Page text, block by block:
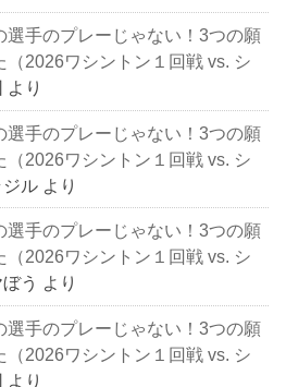
選手のプレーじゃない！3つの願
2026ワシントン１回戦 vs. シ
より
選手のプレーじゃない！3つの願
2026ワシントン１回戦 vs. シ
ジル より
選手のプレーじゃない！3つの願
2026ワシントン１回戦 vs. シ
う より
選手のプレーじゃない！3つの願
2026ワシントン１回戦 vs. シ
より